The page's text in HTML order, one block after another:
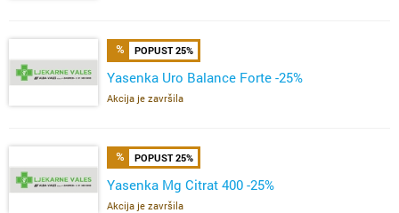
POPUST 25%
Yasenka Uro Balance Forte -25%
Akcija je završila
POPUST 25%
Yasenka Mg Citrat 400 -25%
Akcija je završila